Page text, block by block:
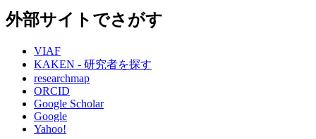
外部サイトでさがす
VIAF
KAKEN - 研究者を探す
researchmap
ORCID
Google Scholar
Google
Yahoo!